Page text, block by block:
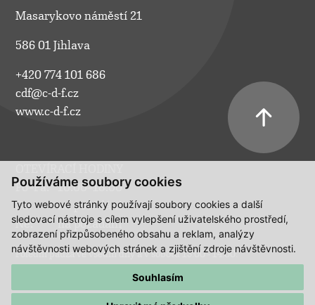
Používáme soubory cookies
Tyto webové stránky používají soubory cookies a další
sledovací nástroje s cílem vylepšení uživatelského prostředí,
zobrazení přizpůsobeného obsahu a reklam, analýzy
návštěvnosti webových stránek a zjištění zdroje návštěvnosti.
Souhlasím
Masarykovo náměstí 21
586 01 Jihlava
+420 774 101 686
cdf@c-d-f.cz
www.c-d-f.cz
Po–Pá:
10.00–18.00
So:
na požádání
Ne:
na požádání
Polední pauza ve všední dny a v sobotu 13:00 - 14:00.